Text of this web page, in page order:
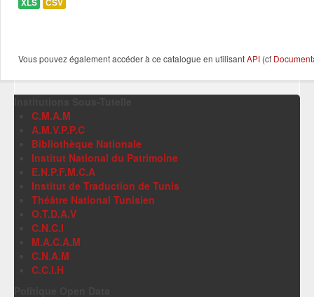
XLS CSV
Vous pouvez également accéder à ce catalogue en utilisantAPI (cf
C.M.A.M
A.M.V.P.P.C
Bibliothèque Nationale
Institut National du Patrimoine
E.N.P.F.M.C.A
Institut de Traduction de Tunis
Théâtre National Tunisien
O.T.D.A.V
C.N.C.I
M.A.C.A.M
C.N.A.M
C.C.I.H